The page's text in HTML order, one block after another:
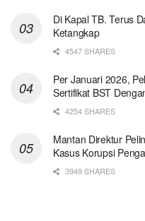
Di Kapal TB. Terus
Ketangkap
4547 SHARES
Per Januari 2026,
Sertifikat BST
4254 SHARES
Mantan Direktur
Kasus Korupsi
3949 SHARES